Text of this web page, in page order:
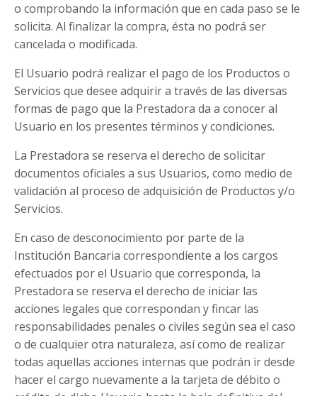
o comprobando la información que en cada paso se le
solicita. Al finalizar la compra, ésta no podrá ser
cancelada o modificada.
El Usuario podrá realizar el pago de los Productos o
Servicios que desee adquirir a través de las diversas
formas de pago que la Prestadora da a conocer al
Usuario en los presentes términos y condiciones.
La Prestadora se reserva el derecho de solicitar
documentos oficiales a sus Usuarios, como medio de
validación al proceso de adquisición de Productos y/o
Servicios.
En caso de desconocimiento por parte de la
Institución Bancaria correspondiente a los cargos
efectuados por el Usuario que corresponda, la
Prestadora se reserva el derecho de iniciar las
acciones legales que correspondan y fincar las
responsabilidades penales o civiles según sea el caso
o de cualquier otra naturaleza, así como de realizar
todas aquellas acciones internas que podrán ir desde
hacer el cargo nuevamente a la tarjeta de débito o